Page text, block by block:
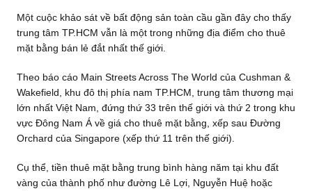
Một cuộc khảo sát về bất động sản toàn cầu gần đây cho thấy
trung tâm TP.HCM vẫn là một trong những địa điểm cho thuê
mặt bằng bán lẻ đắt nhất thế giới.
Theo báo cáo Main Streets Across The World của Cushman &
Wakefield, khu đô thị phía nam TP.HCM, trung tâm thương mại
lớn nhất Việt Nam, đứng thứ 33 trên thế giới và thứ 2 trong khu
vực Đông Nam Á về giá cho thuê mặt bằng, xếp sau Đường
Orchard của Singapore (xếp thứ 11 trên thế giới).
Cụ thể, tiền thuê mặt bằng trung bình hàng năm tại khu đất
vàng của thành phố như đường Lê Lợi, Nguyễn Huệ hoặc